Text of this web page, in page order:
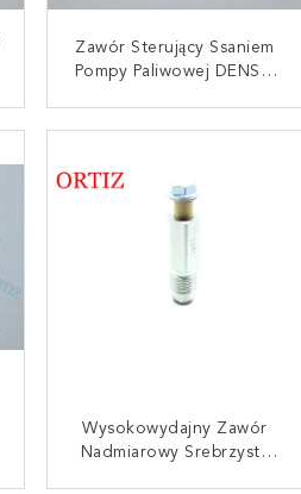
Zawór Sterujący Ssaniem
Pompy Paliwowej DENSO
SKONTAKTUJ SIĘ TERAZ
Wysokowydajny Zawór
Nadmiarowy Srebrzysty